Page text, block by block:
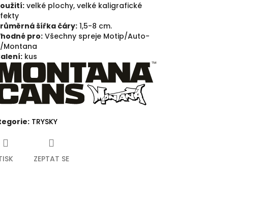
velké plochy, velké kaligrafické
šířka čáry:1,5-8 cm.
pro: Všechny spreje Motip/Auto-
Montana
kus
: TRYSKY
ZEPTAT SE